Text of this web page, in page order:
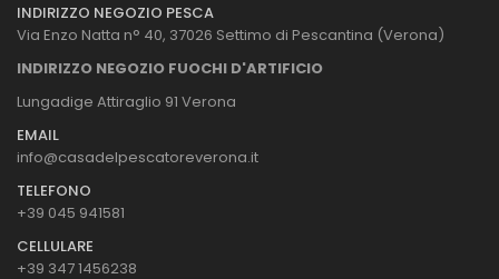
INDIRIZZO NEGOZIO PESCA
Via Enzo Natta n° 40, 37026 Settimo di Pescantina (Verona)
INDIRIZZO NEGOZIO FUOCHI D'ARTIFICIO
Lungadige Attiraglio 91 Verona
EMAIL
info@casadelpescatoreverona.it
TELEFONO
+39 045 941581
CELLULARE
+39 347 1456238